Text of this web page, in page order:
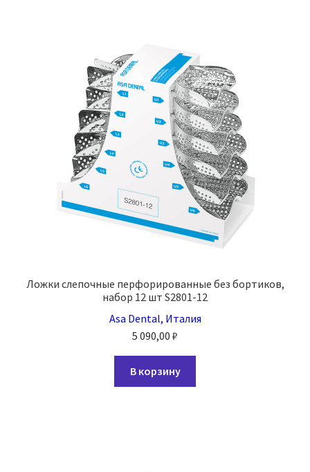
Ложки слепочные перфорированные без бортиков,
набор 12 шт S2801-12
Asa Dental, Италия
5 090,00 ₽
В корзину